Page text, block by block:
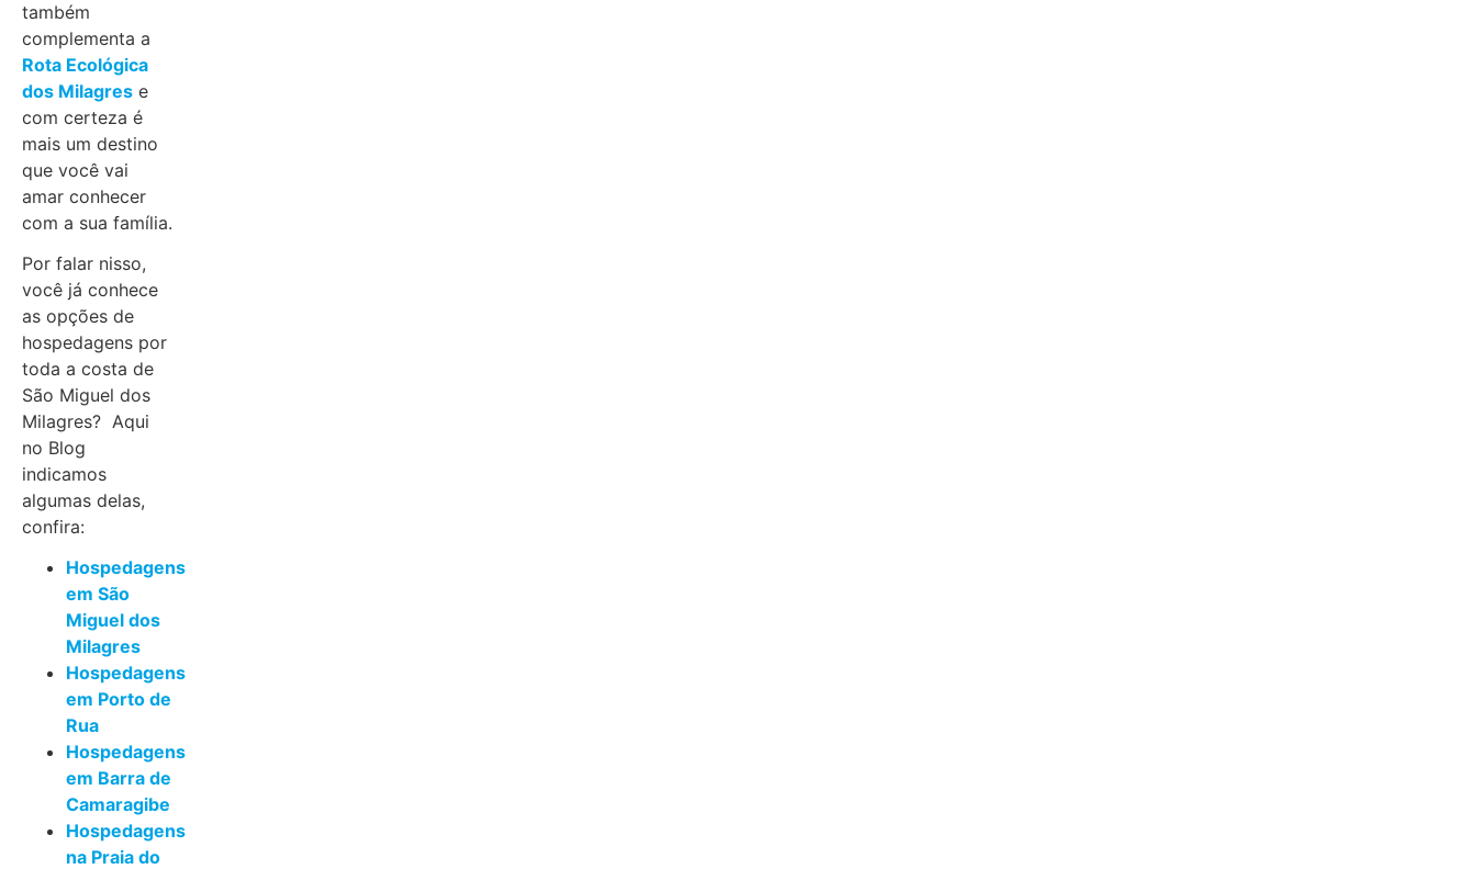
também
complementa a
Rota Ecológica
dos Milagres e
com certeza é
mais um destino
que você vai
amar conhecer
com a sua família.
Por falar nisso,
você já conhece
as opções de
hospedagens por
toda a costa de
São Miguel dos
Milagres? Aqui
no Blog
indicamos
algumas delas,
confira:
Hospedagens
em São
Miguel dos
Milagres
Hospedagens
em Porto de
Rua
Hospedagens
em Barra de
Camaragibe
Hospedagens
na Praia do